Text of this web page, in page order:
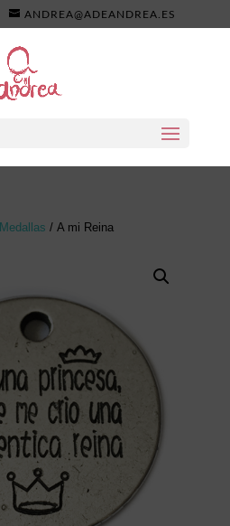
ANDREA@ADEANDREA.ES
Medallas / A mi Reina